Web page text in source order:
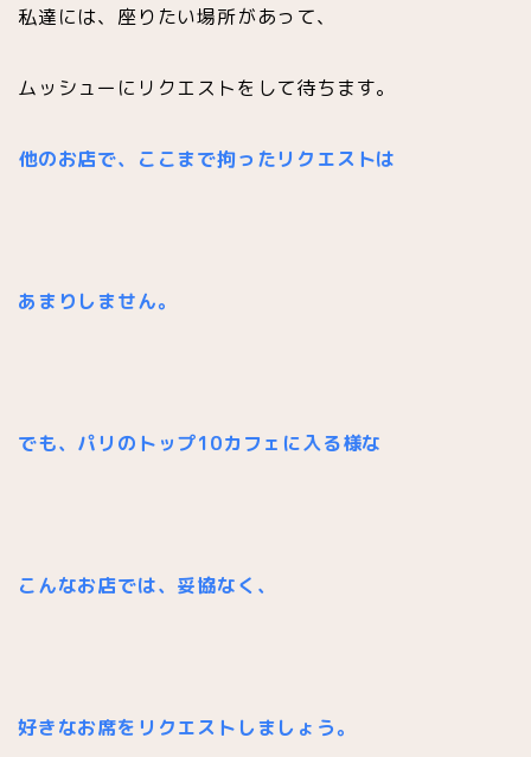
私達には、座りたい場所があって、
ムッシューにリクエストをして待ちます。
他のお店で、ここまで拘ったリクエストは
あまりしません。
でも、パリのトップ10カフェに入る様な
こんなお店では、 妥協なく、
好きなお席をリクエストしましょう。